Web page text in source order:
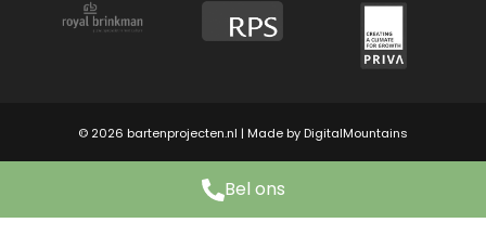
© 2026 bartenprojecten.nl | Made by DigitalMountains
Bel ons